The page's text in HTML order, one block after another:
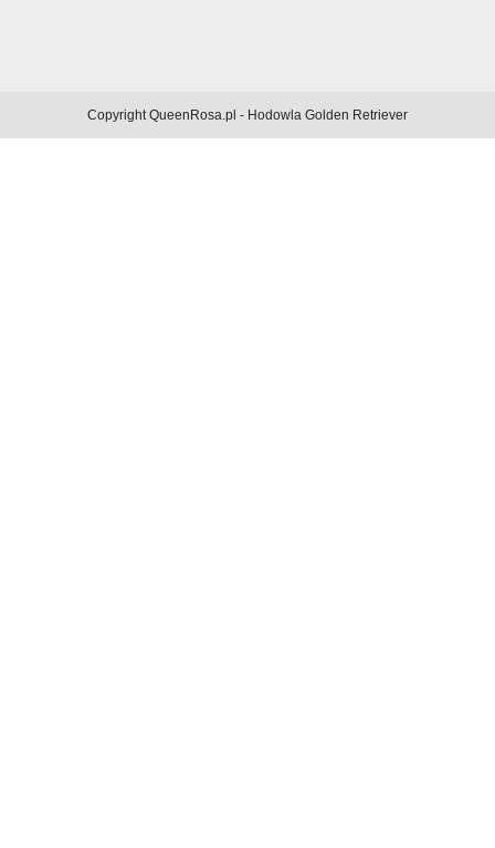
Copyright QueenRosa.pl - Hodowla Golden Retriever